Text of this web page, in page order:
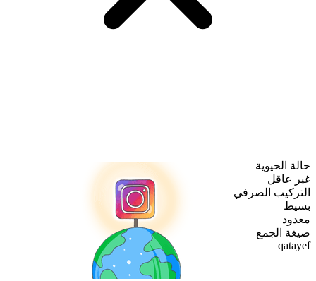
حالة الحيوية
غير عاقل
التركيب الصرفي
بسيط
معدود
صيغة الجمع
qatayef